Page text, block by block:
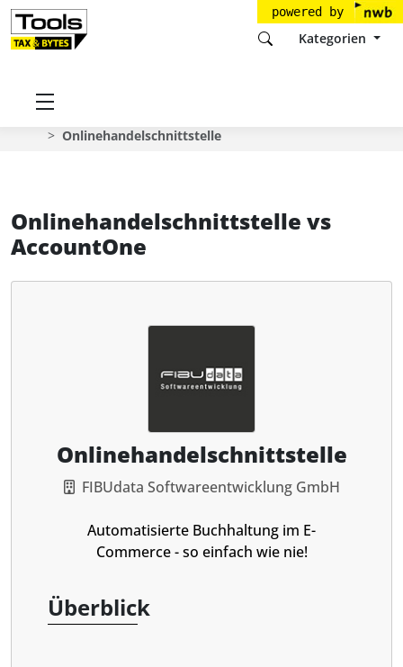
powered by
Kategorien
Startseite
Onlinehandelschnittstelle
Onlinehandelschnittstelle vs
AccountOne
Onlinehandelschnittstelle
FIBUdata Softwareentwicklung GmbH
Automatisierte Buchhaltung im E-
Commerce - so einfach wie nie!
Überblick